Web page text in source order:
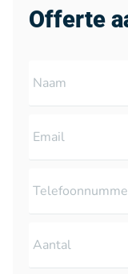
Offerte